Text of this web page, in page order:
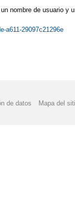
nombre de usuario
a611-29097c21296e
de datos Mapa del